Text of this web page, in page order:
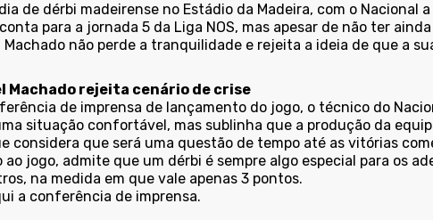
de dérbi madeirense no Estádio da Madeira, com o Nacional
para a jornada 5 da Liga NOS, mas apesar de não ter
Machado não perde a tranquilidade e rejeita a ideia de que a
Machado rejeita cenário de crise
de imprensa de lançamento do jogo, o técnico do
situação confortável, mas sublinha que a produção da
considera que será uma questão de tempo até as vitórias
ao jogo, admite que um dérbi é sempre algo especial para os
na medida em que vale apenas 3 pontos.
a conferência de imprensa.